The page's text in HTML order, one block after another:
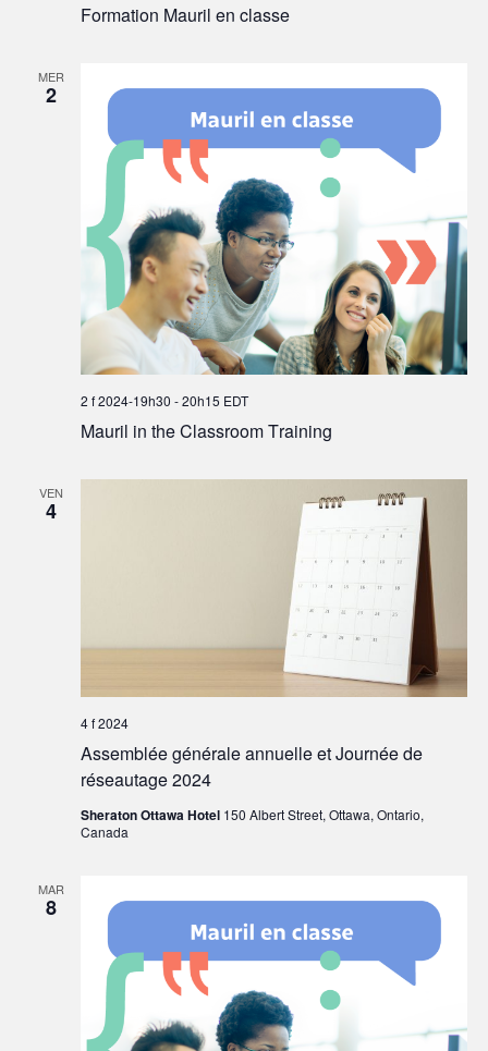
Formation Mauril en classe
MER
2
Mauril in the Classroom Training
2 f 2024-19h30 -20h15 EDT
VEN
4
Assemblée générale annuelle et Journée de
réseautage 2024
4 f 2024
Sheraton Ottawa Hotel 150 Albert Street, Ottawa, Ontario,
Canada
MAR
8